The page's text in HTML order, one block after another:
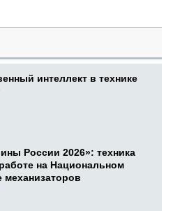
интеллект в технике
России 2026»: техника
на Национальном
механизаторов